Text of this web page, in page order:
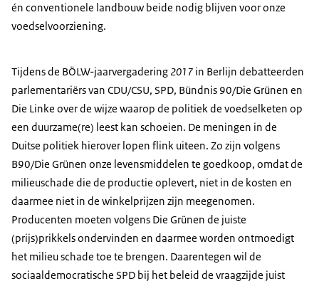
én conventionele landbouw beide nodig blijven voor onze
voedselvoorziening.
Tijdens de BÖLW-jaarvergadering 2017 in Berlijn debatteerden
parlementariërs van CDU/CSU, SPD, Bündnis 90/Die Grünen en
Die Linke over de wijze waarop de politiek de voedselketen op
een duurzame(re) leest kan schoeien. De meningen in de
Duitse politiek hierover lopen flink uiteen. Zo zijn volgens
B90/Die Grünen onze levensmiddelen te goedkoop, omdat de
milieuschade die de productie oplevert, niet in de kosten en
daarmee niet in de winkelprijzen zijn meegenomen.
Producenten moeten volgens Die Grünen de juiste
(prijs)prikkels ondervinden en daarmee worden ontmoedigt
het milieu schade toe te brengen. Daarentegen wil de
sociaaldemocratische SPD bij het beleid de vraagzijde juist